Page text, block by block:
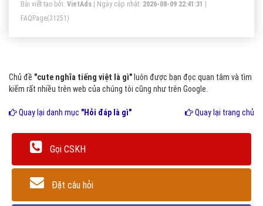
Bài viết tạo bởi: VietAds | Ngày cập nhật: 2026-08-09 22:41:31
FAQPage(31251)
Chủ đề "cute nghĩa tiếng việt là gì" luôn được bạn đọc quan tâm và tìm
kiếm rất nhiều trên web của chúng tôi cũng như trên Google.
Quay lại danh mục "Hỏi đáp là gì" Quay lại trang chủ
Gọi CSKH
Đặt câu hỏi